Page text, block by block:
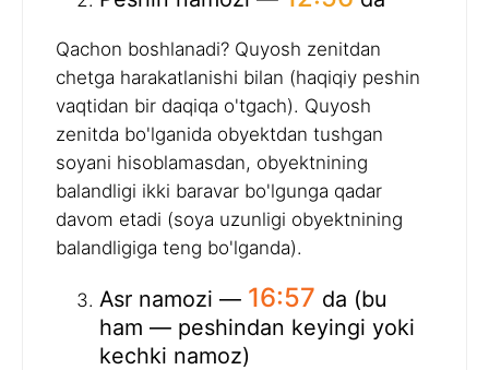
Qachon boshlanadi? Quyosh zenitdan
chetga harakatlanishi bilan (haqiqiy peshin
vaqtidan bir daqiqa o'tgach). Quyosh
zenitda bo'lganida obyektdan tushgan
soyani hisoblamasdan, obyektnining
balandligi ikki baravar bo'lgunga qadar
davom etadi (soya uzunligi obyektnining
balandligiga teng bo'lganda).
Asr namozi — 16:57 da (bu
ham — peshindan keyingi yoki
kechki namoz)